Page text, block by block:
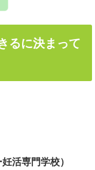
るに決まって
活専門学校）